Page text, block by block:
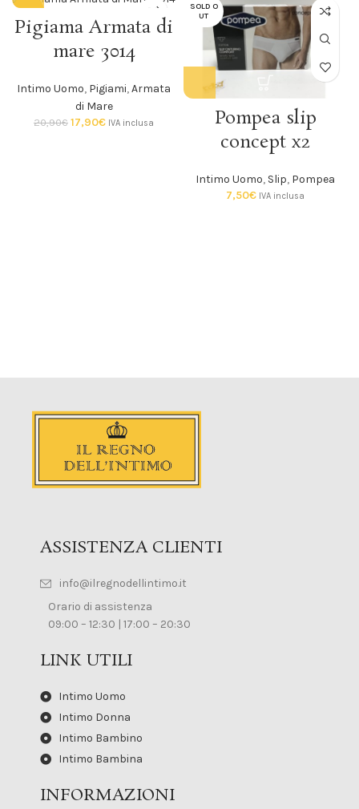
-14%
SOLD O
Pigiama Armata di
mare 3014
Intimo Uomo, Pigiami,Armata
di Mare
20,90€ 17,90€ IVA inclusa
SOLD O
UT
Pompea slip
concept x2
Intimo Uomo, Slip, Pompea
7,50€ IVA inclusa
ASSISTENZA CLIENTI
info@ilregnodellintimo.it
Orario di assistenza
09:00 – 12:30 | 17:00 – 20:30
LINK UTILI
Intimo Uomo
Intimo Donna
Intimo Bambino
Intimo Bambina
INFORMAZIONI